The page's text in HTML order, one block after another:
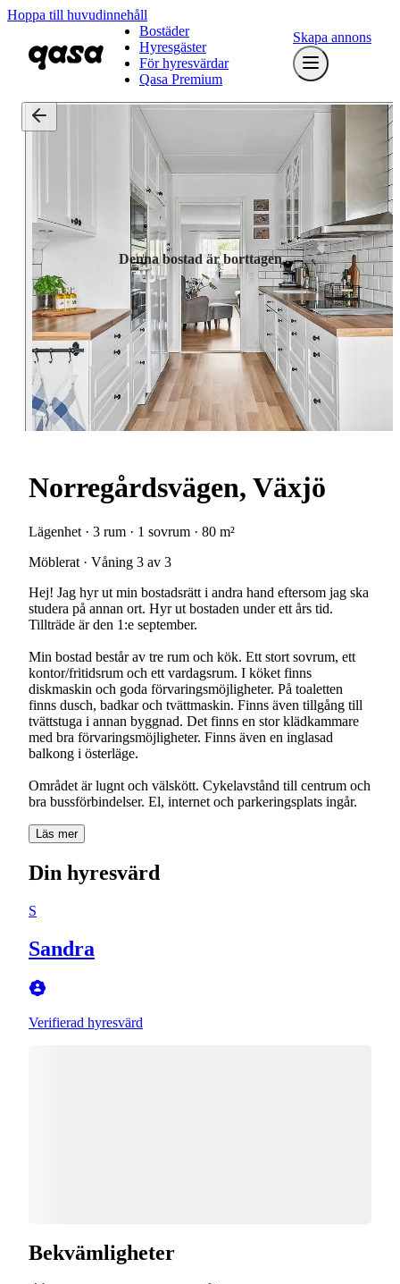
Hoppa till huvudinnehåll
Bostäder
Hyresgäster
För hyresvärdar
Qasa Premium
Skapa annons
Denna bostad är borttagen
Norregårdsvägen, Växjö
Lägenhet · 3 rum · 1 sovrum · 80 m²
Möblerat · Våning 3 av 3
Hej! Jag hyr ut min bostadsrätt i andra hand eftersom jag ska
studera på annan ort. Hyr ut bostaden under ett års tid.
Tillträde är den 1:e september.
Min bostad består av tre rum och kök. Ett stort sovrum, ett
kontor/fritidsrum och ett vardagsrum. I köket finns
diskmaskin och goda förvaringsmöjligheter. På toaletten
finns dusch, badkar och tvättmaskin. Finns även tillgång till
tvättstuga i annan byggnad. Det finns en stor klädkammare
med bra förvaringsmöjligheter. Finns även en inglasad
balkong i österläge.
Området är lugnt och välskött. Cykelavstånd till centrum och
bra bussförbindelser. El, internet och parkeringsplats ingår.
Läs mer
Din hyresvärd
S
Sandra
Verifierad hyresvärd
Bekvämligheter